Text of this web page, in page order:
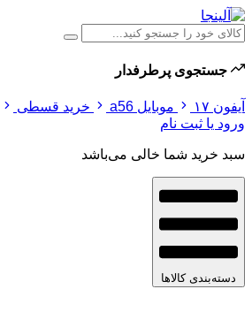
جستجوی پرطرفدار
آیفون ۱۷ موبایل a56
خرید قسطی
ورود یا ثبت نام
سبد خرید شما خالی می‌باشد
دسته‌بندی کالاها